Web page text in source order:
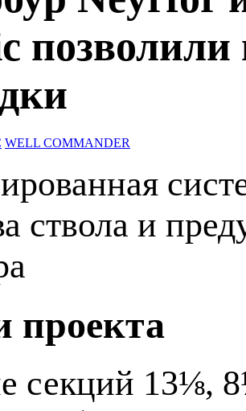
позволили
WELL COMMANDER
ствола и
проекта
секций 13⅛,